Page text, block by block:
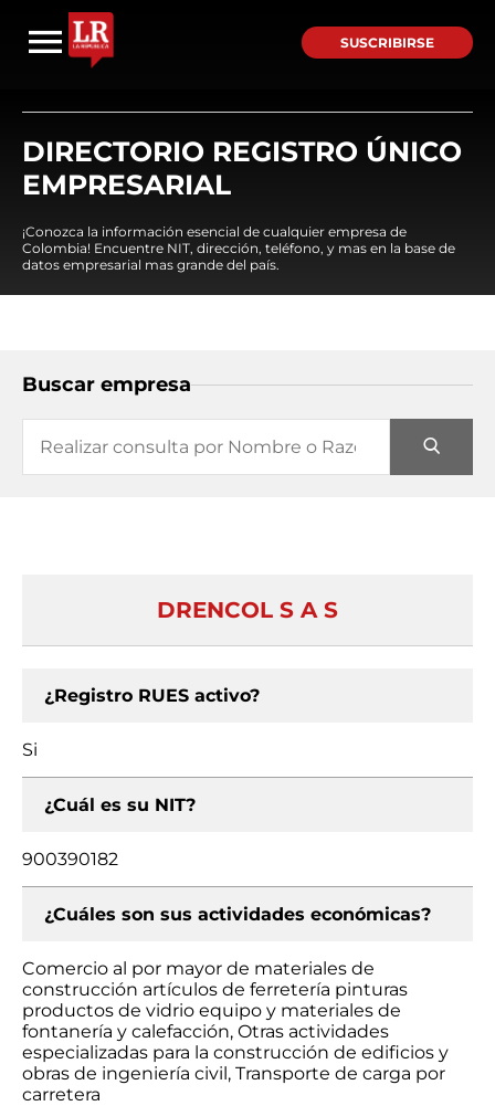
SUSCRIBIRSE
DIRECTORIO REGISTRO ÚNICO
EMPRESARIAL
¡Conozca la información esencial de cualquier empresa de
Colombia! Encuentre NIT, dirección, teléfono, y mas en la base de
datos empresarial mas grande del país.
Buscar empresa
DRENCOL S A S
¿Registro RUES activo?
Si
¿Cuál es su NIT?
900390182
¿Cuáles son sus actividades económicas?
Comercio al por mayor de materiales de
construcción artículos de ferretería pinturas
productos de vidrio equipo y materiales de
fontanería y calefacción, Otras actividades
especializadas para la construcción de edificios y
obras de ingeniería civil, Transporte de carga por
carretera